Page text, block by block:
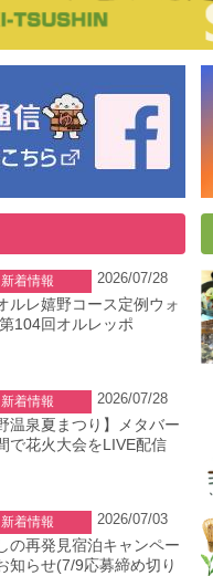
新着情報
2026/07/28
ルレ嬉野コース定例ウォ
104回オルレッポ
新着情報
2026/07/28
温泉夏まつり】メタバー
で花火大会をLIVE配信
新着情報
2026/07/03
の再発見宿泊キャンペー
知らせ(7/9応募締め切り